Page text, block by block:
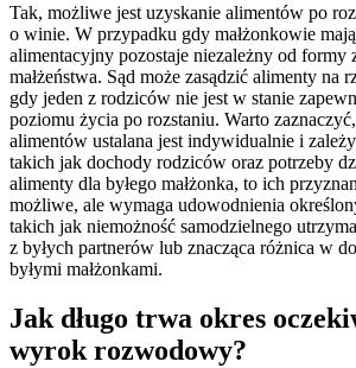
Tak, możliwe jest uzyskanie alimentów po
o winie. W przypadku gdy małżonkowie
alimentacyjny pozostaje niezależny od formy
małżeństwa. Sąd może zasądzić alimenty na
gdy jeden z rodziców nie jest w stanie
poziomu życia po rozstaniu. Warto
alimentów ustalana jest indywidualnie i
takich jak dochody rodziców oraz potrzeby
alimenty dla byłego małżonka, to ich
możliwe, ale wymaga udowodnienia
takich jak niemożność samodzielnego
z byłych partnerów lub znacząca różnica w
byłymi małżonkami.
Jak długo trwa okres
wyrok rozwodowy?